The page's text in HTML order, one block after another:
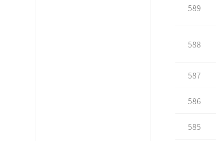
589
588
587
586
585